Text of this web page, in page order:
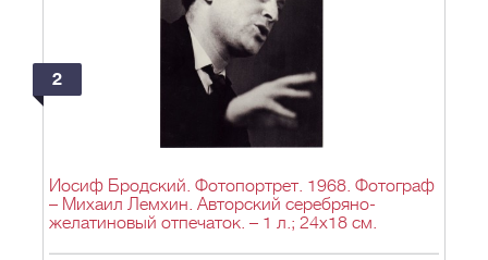
2
Иосиф Бродский. Фотопортрет. 1968. Фотограф
– Михаил Лемхин. Авторский серебряно-
желатиновый отпечаток. – 1 л.; 24х18 см.